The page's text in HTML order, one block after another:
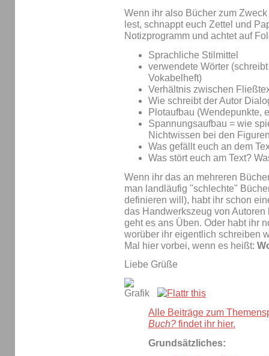
Wenn ihr also Bücher zum
lest, schnappt euch Zettel und
Notizprogramm und achtet auf
Sprachliche Stilmittel
verwendete Wörter
Vokabelheft)
Verhältnis zwischen
Wie schreibt der Autor
Plotaufbau (Wendepunkte,
Spannungsaufbau = wie
Nichtwissen bei den
Was gefällt euch an dem
Was stört euch am Text?
Wenn ihr das an mehreren
man landläufig "schlechte"
definieren will), habt ihr schon
das Handwerkszeug von
geht es ans Üben. Oder habt ihr
worüber ihr eigentlich schreiben
Mal hier vorbei, wenn es heißt:
Liebe Grüße
Alle Beiträge zum
Buch? findet ihr hier.
Grundsätzliches: